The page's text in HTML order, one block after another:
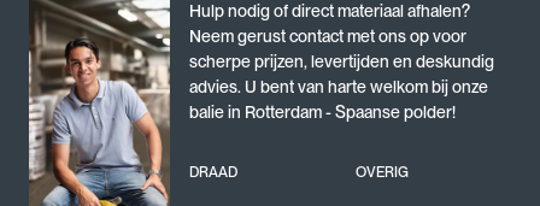
hoekconstructie die perfect aansluit op de rest van het
hekwerk en zorgt voor een uniforme uitstraling.
KAN HET OOK IN KLEUR WORDEN GELEVERD?
Standaard leveren wij het hoekstuk thermisch verzinkt,
maar desgewenst kunnen we het onderdeel
poedercoaten in elke gewenste RAL-kleur.
Hulp nodig of direct materiaal afhalen?
Neem gerust contact met ons op voor
scherpe prijzen, levertijden en deskundig
advies. U bent van harte welkom bij onze
balie in Rotterdam - Spaanse polder!
DRAAD OVERIG